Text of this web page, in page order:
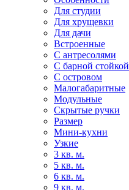
Для студии
Для хрущевки
Для дачи
Встроенные
С антресолями
С барной стойкой
С островом
Малогабаритные
Модульные
Скрытые ручки
Размер
Мини-кухни
Узкие
3 кв. м.
5 кв. м.
6 кв. м.
9 кв. м.